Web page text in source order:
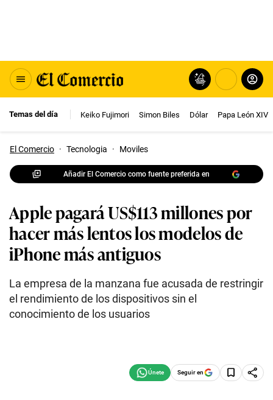
Temas del día Keiko Fujimori Simon Biles Dólar Papa León XIV
El Comercio · Tecnologia · Moviles
Añadir El Comercio como fuente preferida en
Apple pagará US$113 millones por
hacer más lentos los modelos de
iPhone más antiguos
La empresa de la manzana fue acusada de restringir
el rendimiento de los dispositivos sin el
conocimiento de los usuarios
Seguir en